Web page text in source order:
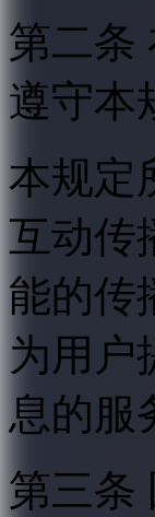
第二条
遵守本
本规定
互动传
能的传
为用户
息的服
第三条